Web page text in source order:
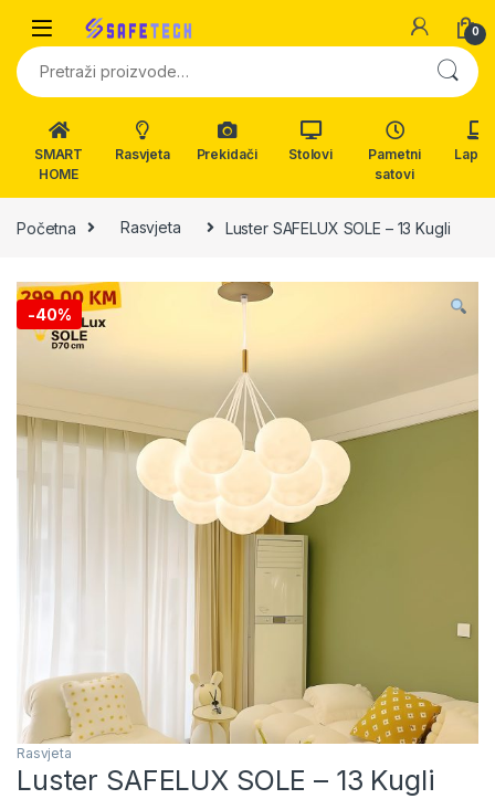
0
Pretraži:
SMART
HOME
Rasvjeta Prekidači Stolovi
Pametni
satovi
Početna Rasvjeta Luster SAFELUX SOLE – 13 Kugli
-40%
Rasvjeta
Luster SAFELUX SOLE – 13 Kugli